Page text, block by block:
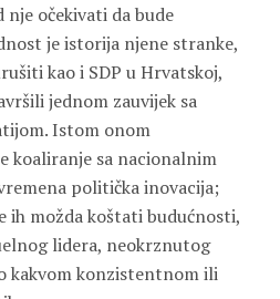
nje očekivati da bude
je istorija njene stranke,
kao i SDP u Hrvatskoj,
jednom zauvijek sa
Istom onom
koaliranje sa nacionalnim
politička inovacija;
ih možda koštati budućnosti,
lidera, neokrznutog
kakvom konzistentnom ili